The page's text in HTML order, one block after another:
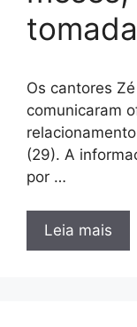
Os cantores
comunicaram
(29). A
por …
Leia mais